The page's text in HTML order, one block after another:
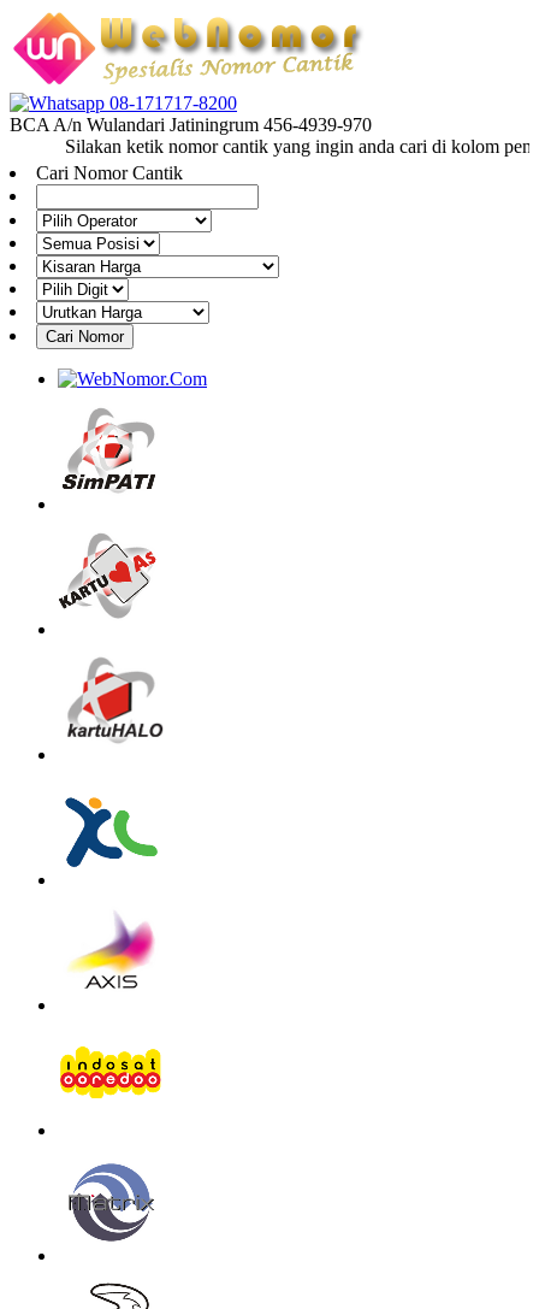
08-171717-8200
BCA A/n Wulandari Jatiningrum 456-4939-970
Silakan ketik nomor cantik yang ingin anda cari di kolom
Cari Nomor Cantik